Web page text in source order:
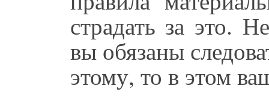
страдать за это.
вы обязаны
этому, то в этом